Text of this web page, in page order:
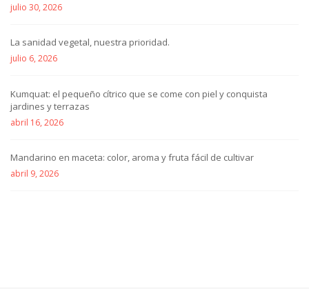
julio 30, 2026
La sanidad vegetal, nuestra prioridad.
julio 6, 2026
Kumquat: el pequeño cítrico que se come con piel y conquista
jardines y terrazas
abril 16, 2026
Mandarino en maceta: color, aroma y fruta fácil de cultivar
abril 9, 2026